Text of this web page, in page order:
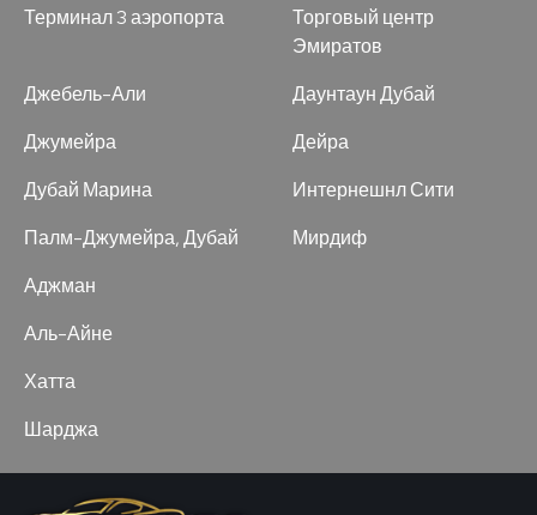
Терминал 3 аэропорта
Торговый центр
Эмиратов
Джебель-Али
Джумейра
Дубай Марина
Палм-Джумейра, Дубай
Даунтаун Дубай
Дейра
Интернешнл Сити
Мирдиф
Аджман
Аль-Айне
Хатта
Шарджа